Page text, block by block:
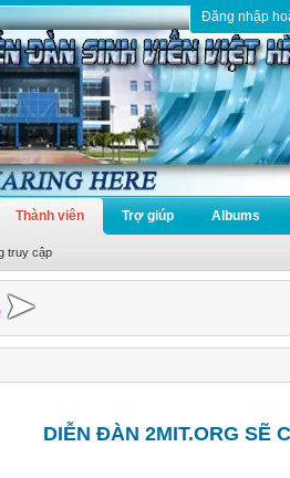
Đăng nhập
Thành viên
truy cập
Trợ giúp Albums
DIỄN ĐÀN 2MIT.ORG SẼ